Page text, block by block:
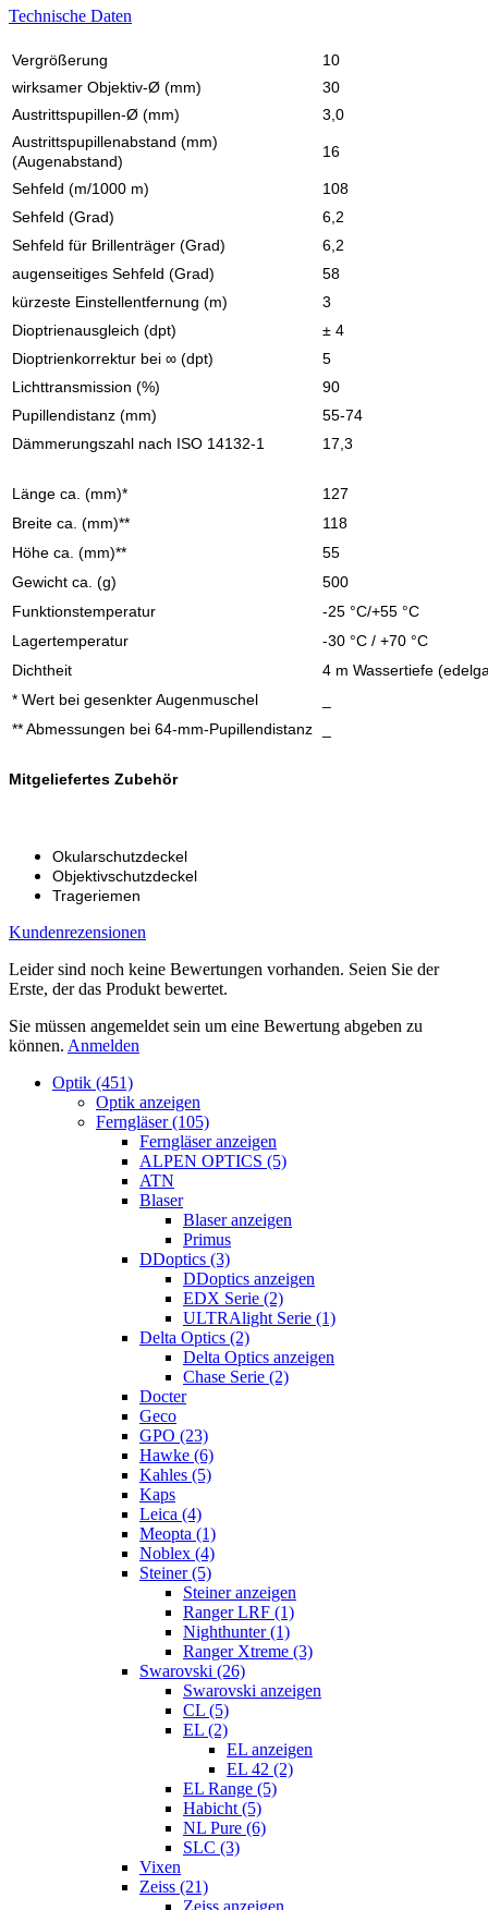
Technische Daten
Vergrößerung
10
wirksamer Objektiv-Ø (mm)
30
Austrittspupillen-Ø (mm)
3,0
Austrittspupillenabstand (mm)
(Augenabstand)
16
Sehfeld (m/1000 m)
108
Sehfeld (Grad)
6,2
Sehfeld für Brillenträger (Grad)
6,2
augenseitiges Sehfeld (Grad)
58
kürzeste Einstellentfernung (m)
3
Dioptrienausgleich (dpt)
± 4
Dioptrienkorrektur bei ∞ (dpt)
5
Lichttransmission (%)
90
Pupillendistanz (mm)
55-74
Dämmerungszahl nach ISO 14132-1
17,3
Länge ca. (mm)*
127
Breite ca. (mm)**
118
Höhe ca. (mm)**
55
Gewicht ca. (g)
500
Funktionstemperatur
-25 °C/+55 °C
Lagertemperatur
-30 °C / +70 °C
Dichtheit
4 m Wassertiefe
* Wert bei gesenkter Augenmuschel
** Abmessungen bei 64-mm-Pupillendistanz
Mitgeliefertes Zubehör
Okularschutzdeckel
Objektivschutzdeckel
Trageriemen
Kundenrezensionen
Leider sind noch keine Bewertungen vorhanden. Seien Sie der
Erste, der das Produkt bewertet.
Sie müssen angemeldet sein um eine Bewertung abgeben zu
können. Anmelden
Optik (451)
Optik anzeigen
Ferngläser (105)
Ferngläser anzeigen
ALPEN OPTICS (5)
ATN
Blaser
Blaser anzeigen
Primus
DDoptics (3)
DDoptics anzeigen
EDX Serie (2)
ULTRAlight Serie (1)
Delta Optics (2)
Delta Optics anzeigen
Chase Serie (2)
Docter
Geco
GPO (23)
Hawke (6)
Kahles (5)
Kaps
Leica (4)
Meopta (1)
Noblex (4)
Steiner (5)
Steiner anzeigen
Ranger LRF (1)
Nighthunter (1)
Ranger Xtreme (3)
Swarovski (26)
Swarovski anzeigen
CL (5)
EL (2)
EL anzeigen
EL 42 (2)
EL Range (5)
Habicht (5)
NL Pure (6)
SLC (3)
Vixen
Zeiss (21)